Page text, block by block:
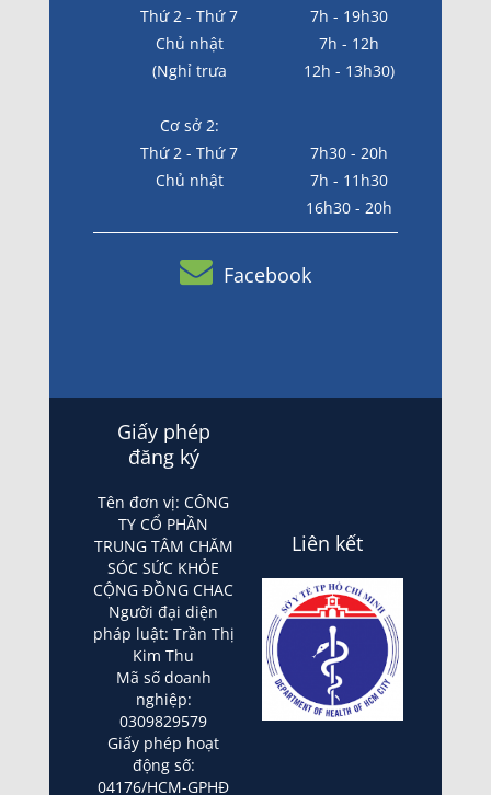
Thứ 2 - Thứ 7
7h - 19h30
Chủ nhật
7h - 12h
(Nghỉ trưa
12h - 13h30)
Cơ sở 2:
Thứ 2 - Thứ 7
7h30 - 20h
Chủ nhật
7h - 11h30
16h30 - 20h
Facebook
Giấy phép
đăng ký
Tên đơn vị: CÔNG
TY CỔ PHẦN
TRUNG TÂM CHĂM
SÓC SỨC KHỎE
CỘNG ĐỒNG CHAC
Người đại diện
pháp luật: Trần Thị
Kim Thu
Mã số doanh
nghiệp:
0309829579
Giấy phép hoạt
động số:
04176/HCM-GPHĐ
Liên kết